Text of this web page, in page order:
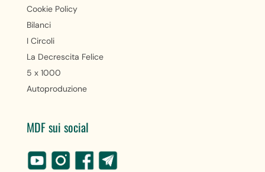
Cookie Policy
Bilanci
I Circoli
La Decrescita Felice
5 x 1000
Autoproduzione
MDF sui social